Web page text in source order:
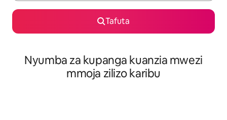
Tafuta
Nyumba za kupanga kuanzia mwezi
mmoja zilizo karibu